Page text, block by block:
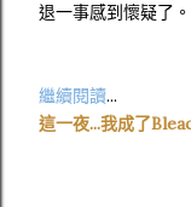
退一事感到懷疑了。
繼續閱讀...
這一夜...我成了